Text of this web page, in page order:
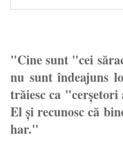
"Cine sunt "cei
nu sunt îndeajuns
trăiesc ca
El și recunosc că
har."